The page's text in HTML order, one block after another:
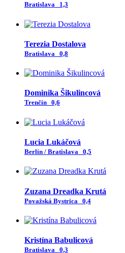
Bratislava 1,3
Terezia Dostalova
Bratislava 0,8
Dominika Šikulincová
Trenčín 0,6
Lucia Lukáčová
Berlín / Bratislava 0,5
Zuzana Dreadka Krutá
Považská Bystrica 0,4
Kristína Babulicová
Bratislava 0,3